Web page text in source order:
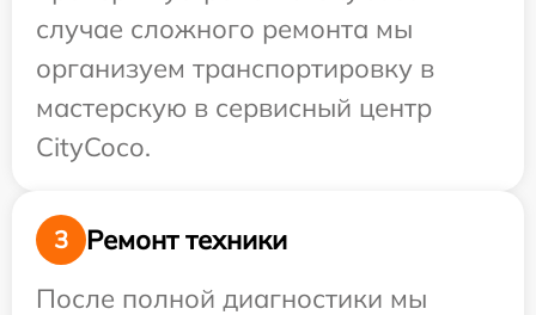
случае сложного ремонта мы
организуем транспортировку в
мастерскую в сервисный центр
CityCoco.
3
Ремонт техники
После полной диагностики мы